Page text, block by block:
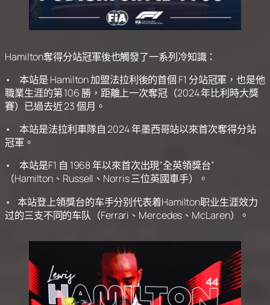
Hamilton奪得分站冠軍後也觸發了一系列冷知識：
• 本站是 Hamilton 加盟法拉利後的首個 F1 分站冠軍，也是他
職業生涯的第 106 勝，距離上一次奪冠（2024 年比利時大獎
賽）已過去近 23 個月。
• 本站是法拉利車隊自 2024 年墨西哥站以來首次奪得分站
冠軍。
• 本站是F1 自 1968 年以來首次出現”全英領獎台”
（Hamilton、Russell、Norris 三位英國車手）。
• 本站登上領獎台的车手分别代表着Hamilton职业生涯效力
过的三支不同的车队（Ferrari、Mercedes、McLaren）。